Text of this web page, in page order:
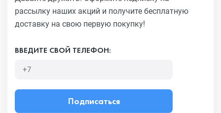
рассылку наших акций и получите бесплатную
доставку на свою первую покупку!
ВВЕДИТЕ СВОЙ ТЕЛЕФОН:
Подписаться